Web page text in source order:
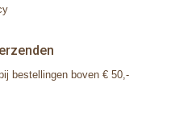
bestellingen boven € 50,-